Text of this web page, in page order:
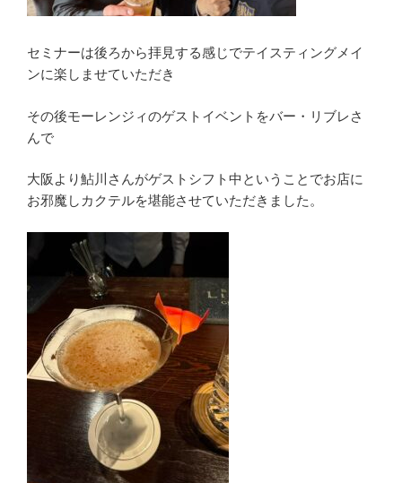
セミナーは後ろから拝見する感じでテイスティングメイ
ンに楽しませていただき
その後モーレンジィのゲストイベントをバー・リブレさ
んで
大阪より鮎川さんがゲストシフト中ということでお店に
お邪魔しカクテルを堪能させていただきました。